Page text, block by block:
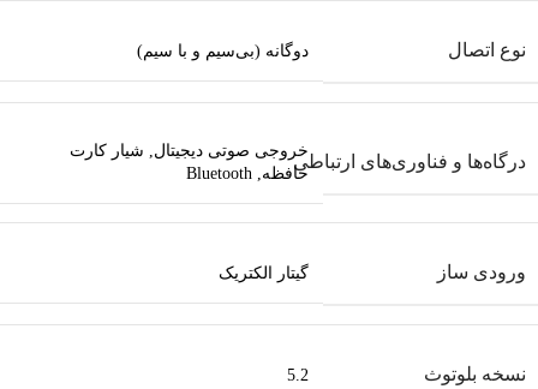
نوع اتصال دوگانه (بی‌سیم و با سیم)
درگاه‌ها و فناوری‌های ارتباطیخروجی صوتی دیجیتال, شیار کارت
حافظه,
Bluetooth
ورودی ساز گیتار الکتریک
نسخه‌ بلوتوث 5.2